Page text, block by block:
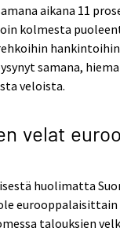
aikana 11
kolmesta
samana,
veloista.
velat
huolimatta
eurooppalaisittain
talouksien